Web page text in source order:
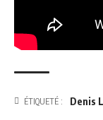
ÉTIQUETÉ : Denis